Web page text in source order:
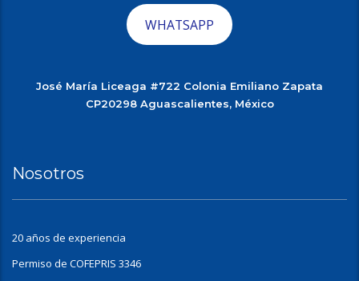
WHATSAPP
José María Liceaga #722 Colonia Emiliano Zapata
CP20298 Aguascalientes, México
Nosotros
20 años de experiencia
Permiso de COFEPRIS 3346